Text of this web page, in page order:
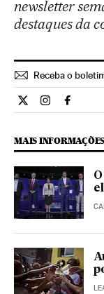
newsletter
destaques da
Receba o
Opiniao El País
Opiniao El
MAIS INFORMAÇÕES